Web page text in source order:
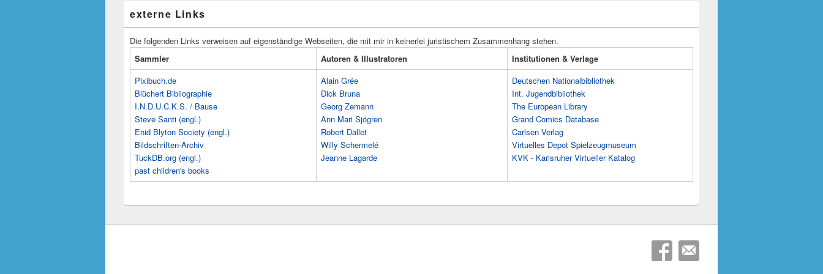
externe Links
Die folgenden Links verweisen auf eigenständige Webseiten, die mit mir in keinerlei juristischem Zusammenhang stehen.
Sammler
Autoren & Illustratoren
Institutionen & Verlage
Pixibuch.de
Blüchert Bibliographie
I.N.D.U.C.K.S. / Bause
Steve Santi (engl.)
Enid Blyton Society (engl.)
Bildschriften-Archiv
TuckDB.org (engl.)
past children's books
Alain Grée
Dick Bruna
Georg Zemann
Ann Mari Sjögren
Robert Dallet
Willy Schermelé
Jeanne Lagarde
Deutschen Nationalbibliothek
Int. Jugendbibliothek
The European Library
Grand Comics Database
Carlsen Verlag
Virtuelles Depot Spielzeugmuseum
KVK - Karlsruher Virtueller Katalog